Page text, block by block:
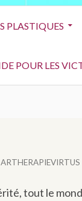
PLASTIQUES
POUR LES
ARTHERAPIEVIRTUS
tout le